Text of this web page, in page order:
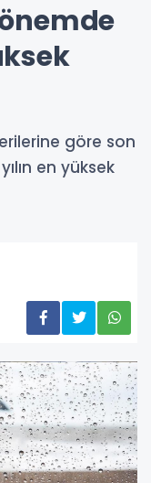
göre son
en yüksek